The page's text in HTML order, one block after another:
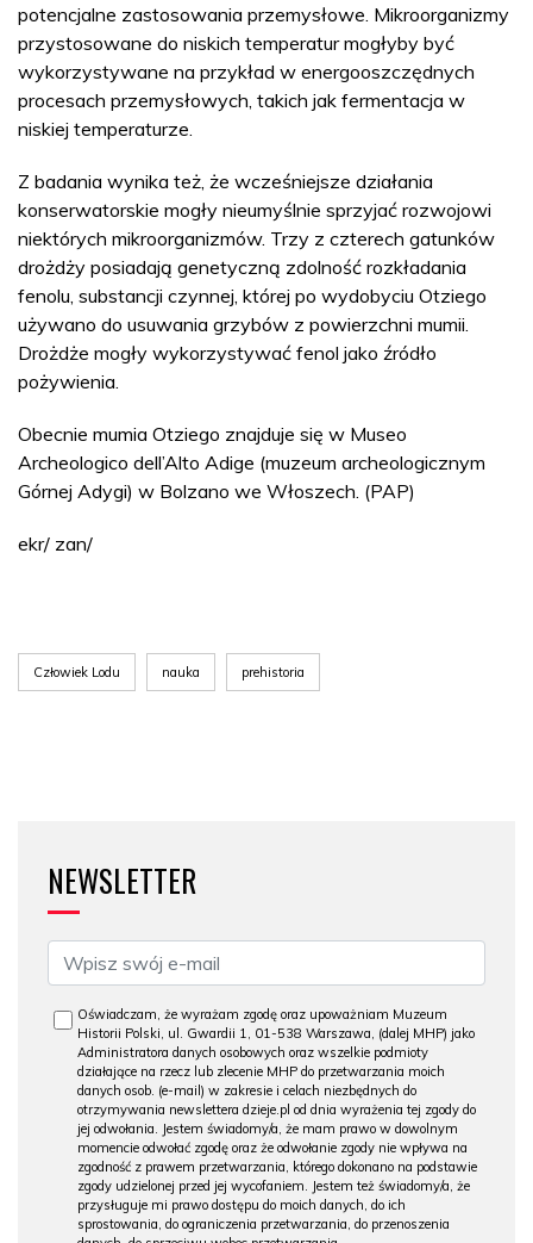
potencjalne zastosowania przemysłowe. Mikroorganizmy
przystosowane do niskich temperatur mogłyby być
wykorzystywane na przykład w energooszczędnych
procesach przemysłowych, takich jak fermentacja w
niskiej temperaturze.
Z badania wynika też, że wcześniejsze działania
konserwatorskie mogły nieumyślnie sprzyjać rozwojowi
niektórych mikroorganizmów. Trzy z czterech gatunków
drożdży posiadają genetyczną zdolność rozkładania
fenolu, substancji czynnej, której po wydobyciu Otziego
używano do usuwania grzybów z powierzchni mumii.
Drożdże mogły wykorzystywać fenol jako źródło
pożywienia.
Obecnie mumia Otziego znajduje się w Museo
Archeologico dell’Alto Adige (muzeum archeologicznym
Górnej Adygi) w Bolzano we Włoszech. (PAP)
ekr/ zan/
Człowiek Lodu nauka prehistoria
NEWSLETTER
Oświadczam, że wyrażam zgodę oraz upoważniam Muzeum
Historii Polski, ul. Gwardii 1, 01-538 Warszawa, (dalej MHP) jako
Administratora danych osobowych oraz wszelkie podmioty
działające na rzecz lub zlecenie MHP do przetwarzania moich
danych osob. (e-mail) w zakresie i celach niezbędnych do
otrzymywania newslettera dzieje.pl od dnia wyrażenia tej zgody do
jej odwołania. Jestem świadomy/a, że mam prawo w dowolnym
momencie odwołać zgodę oraz że odwołanie zgody nie wpływa na
zgodność z prawem przetwarzania, którego dokonano na podstawie
zgody udzielonej przed jej wycofaniem. Jestem też świadomy/a, że
przysługuje mi prawo dostępu do moich danych, do ich
sprostowania, do ograniczenia przetwarzania, do przenoszenia